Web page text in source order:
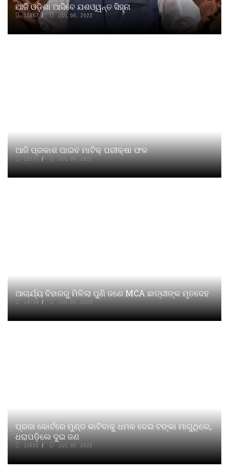
ଆଜି ଓଡ଼ିଶା ଆସିବେ ଯଶଓ୍ୱନ୍ତ ସିହ୍ନା
13857 JUL 06, 2022
ଆଜି ପ୍ରକାଶ ପାଇବ ମାଟିକ୍‌ ପରୀକ୍ଷା ଫଳ
13773 JUL 06, 2022
ଆଚାର୍ଯ୍ୟ ବିହାରରୁ ମିଳିଲା ପୁଣି ଜଣେ MCA ଛାତ୍ରୀଙ୍କ ମୃତଦେହ
14739 JUL 05, 2022
ପ୍ରଜା କୋର୍ଟରେ ମୁଣ୍ଡ କାଟିବାକୁ ଧମକ ଦେଇ ଟଙ୍କା ମାଗୁଥିଲେ,
ଧରାପଡ଼ିଲେ ଦୁଇ ଜଣ
13602 JUL 05, 2022